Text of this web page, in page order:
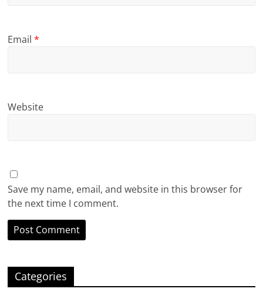
Email*
Website
Save my name, email, and website in this browser for
the next time I comment.
Categories